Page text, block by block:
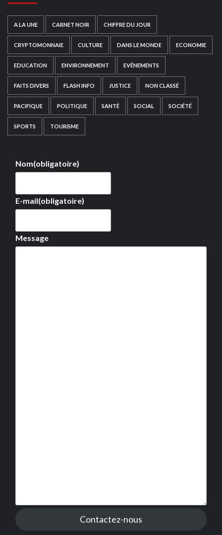
A LA UNE CARNET NOIR CHIFFRE DU JOUR
CRYPTOMONNAIE CULTURE DANS LE MONDE ECONOMIE
EDUCATION ENVIRONNEMENT EVÉNEMENTS
FAITS DIVERS FLASH INFO JUSTICE NON CLASSÉ
PACIFIQUE POLITIQUE SANTÉ SOCIAL SOCIÉTÉ
SPORTS TOURISME
Nom(obligatoire)
E-mail(obligatoire)
Message
Contactez-nous